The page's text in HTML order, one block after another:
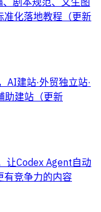
准化落地教程（更新
AI建站·外贸独立站·
助建站（更新
让Codex Agent自动
有竞争力的内容